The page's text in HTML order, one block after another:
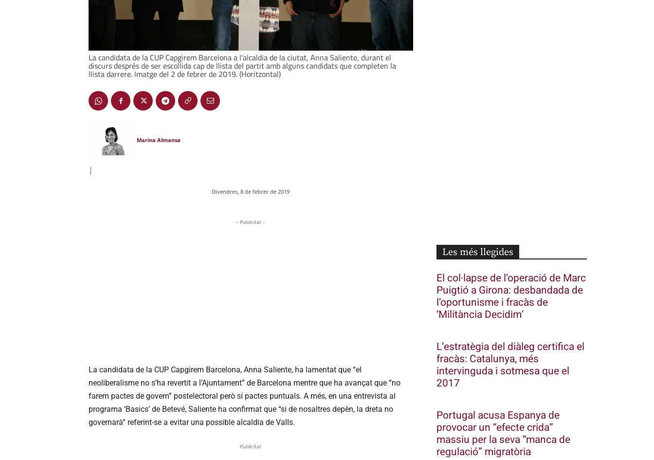
La candidata de la CUP Capgirem Barcelona a l'alcaldia de la ciutat, Anna Saliente, durant el
discurs després de ser escollida cap de llista del partit amb alguns candidats que completen la
llista darrere. Imatge del 2 de febrer de 2019. (Horitzontal)
Marina Almansa
|
Divendres, 8 de febrer de 2019
- Publicitat -
La candidata de la CUP Capgirem Barcelona, Anna Saliente, ha lamentat que “el
neoliberalisme no s’ha revertit a l’Ajuntament” de Barcelona mentre que ha avançat que “no
farem pactes de govern” postelectoral però sí pactes puntuals. A més, en una entrevista al
programa ‘Basics’ de Betevé, Saliente ha confirmat que “si de nosaltres depèn, la dreta no
governarà” referint-se a evitar una possible alcaldia de Valls.
Publicitat
Les més llegides
El col·lapse de l’operació de Marc
Puigtió a Girona: desbandada de
l’oportunisme i fracàs de
‘Militància Decidim’
L’estratègia del diàleg certifica el
fracàs: Catalunya, més
intervinguda i sotmesa que el
2017
Portugal acusa Espanya de
provocar un “efecte crida”
massiu per la seva “manca de
regulació” migratòria